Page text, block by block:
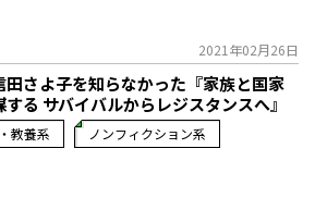
2021年02月26日
田さよ子を知らなかった『家族と国家
する サバイバルからレジスタンスへ』
教養系 ノンフィクション系